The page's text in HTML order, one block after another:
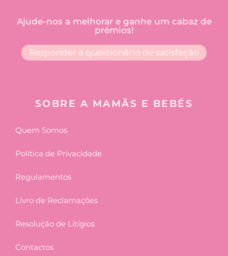
Ajude-nos a melhorar e ganhe um cabaz de
prémios!
Responder a questionário de satisfação
SOBRE A MAMÃS E BEBÉS
Quem Somos
Política de Privacidade
Regulamentos
Livro de Reclamações
Resolução de Litígios
Contactos